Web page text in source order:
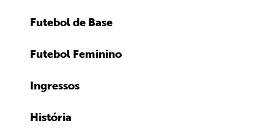
Futebol de Base
Futebol Feminino
Ingressos
História